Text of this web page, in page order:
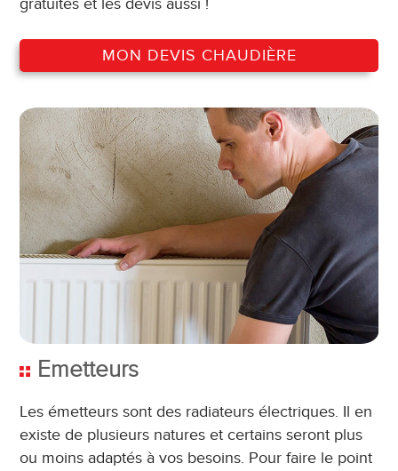
MON DEVIS CHAUDIÈRE
Emetteurs
Les émetteurs sont des radiateurs électriques. Il en
existe de plusieurs natures et certains seront plus
ou moins adaptés à vos besoins. Pour faire le point